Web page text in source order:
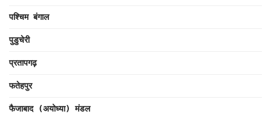
पश्चिम बंगाल
पुडुचेरी
प्रतापगढ़
फतेहपुर
फैजाबाद (अयोध्या) मंडल